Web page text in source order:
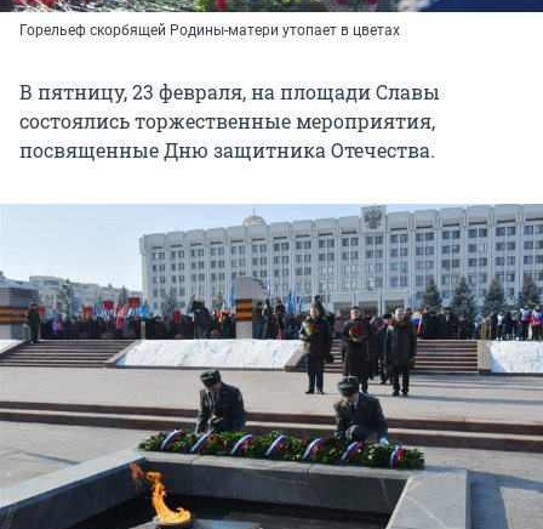
Горельеф скорбящей Родины-матери утопает в цветах
В пятницу, 23 февраля, на площади Славы
состоялись торжественные мероприятия,
посвященные Дню защитника Отечества.